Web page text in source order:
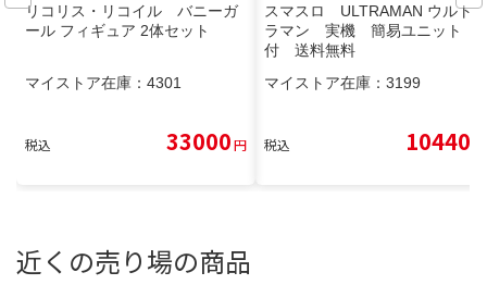
リコリス・リコイル バニーガ
ール フィギュア 2体セット
マイストア在庫： 4301
税込 33000円
スマスロ ULTRAMAN ウルト
ラマン 実機 簡易ユニット
付 送料無料
マイストア在庫： 3199
税込 10440
近くの売り場の商品